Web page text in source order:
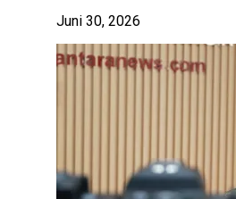
Juni 30, 2026